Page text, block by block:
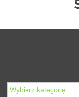
Kategorie